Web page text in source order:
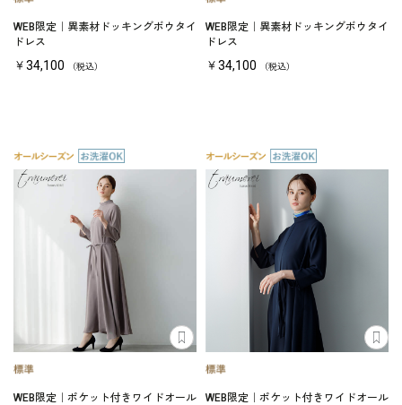
WEB限定｜異素材ドッキングボウタイ
ドレス
￥34,100 （税込）
WEB限定｜異素材ドッキングボウタイ
ドレス
￥34,100 （税込）
WEB限定｜ポケット付きワイドオール
WEB限定｜ポケット付きワイドオール